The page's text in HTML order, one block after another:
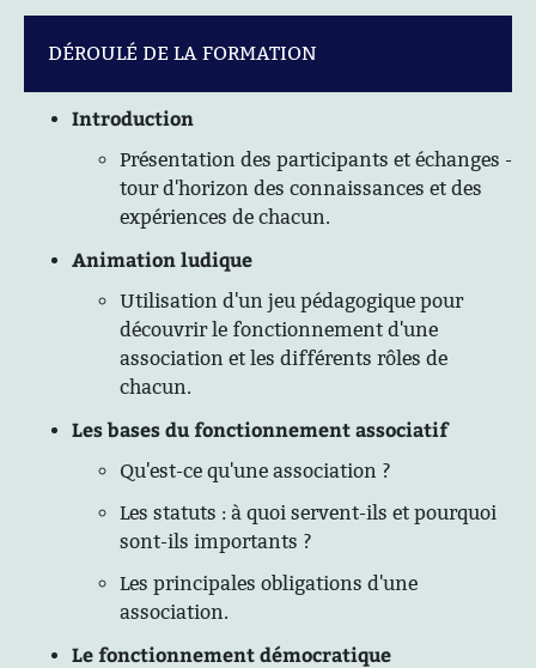
DÉROULÉ DE LA FORMATION
Introduction
Présentation des participants et échanges -
tour d'horizon des connaissances et des
expériences de chacun.
Animation ludique
Utilisation d'un jeu pédagogique pour
découvrir le fonctionnement d'une
association et les différents rôles de
chacun.
Les bases du fonctionnement associatif
Qu'est-ce qu'une association ?
Les statuts : à quoi servent-ils et pourquoi
sont-ils importants ?
Les principales obligations d'une
association.
Le fonctionnement démocratique